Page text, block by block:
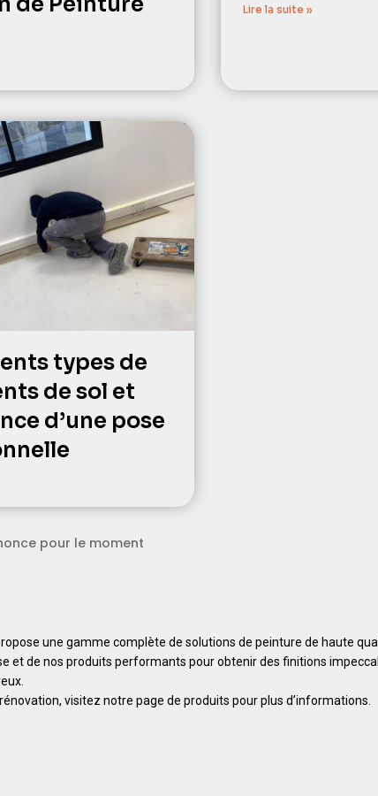
Lire la suite »
types de
de sol et
d’une pose
pour le moment
une gamme complète de solutions de peinture de haute
et de nos produits performants pour obtenir des finitions
visitez notre page de produits pour plus d’informations.